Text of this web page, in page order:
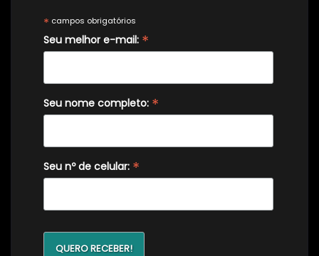
* campos obrigatórios
Seu melhor e-mail: *
Seu nome completo: *
Seu nº de celular: *